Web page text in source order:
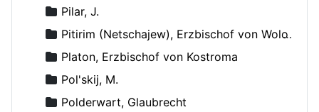
Pilar, J.
Pitirim (Netschajew), Erzbischof von Wolokolamsk und Jurjew
Platon, Erzbischof von Kostroma
Pol'skij, M.
Polderwart, Glaubrecht